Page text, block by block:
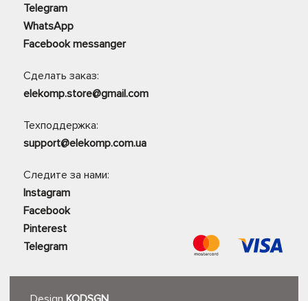
Telegram
WhatsApp
Facebook messanger
Сделать заказ:
elekomp.store@gmail.com
Техподдержка:
support@elekomp.com.ua
Следите за нами:
Instagram
Facebook
Pinterest
Telegram